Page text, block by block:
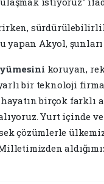
yapan Akyol,
koruyan,
bir teknoloji
birçok farklı
Yurt içinde ve
çözümlerle